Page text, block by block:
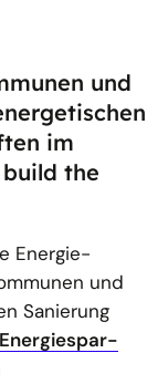
und
im
the
Energie-
und
Sanierung
Energiespar-